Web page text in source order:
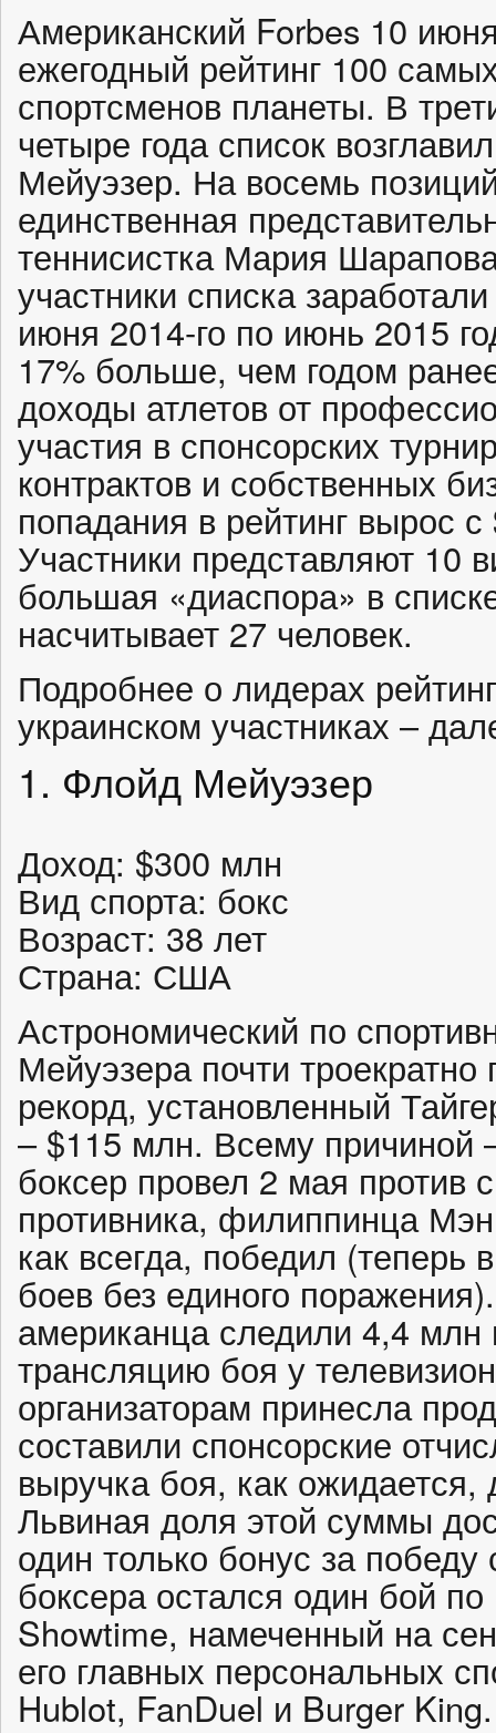
Американский Forbes 10
ежегодный рейтинг 100
спортсменов планеты. В
четыре года список
Мейуэзер. На восемь
единственная
теннисистка Мария
участники списка
июня 2014-го по июнь 2015
17% больше, чем годом
доходы атлетов от
участия в спонсорских
контрактов и собственных
попадания в рейтинг вырос
Участники представляют 10
большая «диаспора» в
насчитывает 27 человек.
Подробнее о лидерах
украинском участниках –
1. Флойд Мейуэзер
Доход: $300 млн
Вид спорта: бокс
Возраст: 38 лет
Страна: США
Астрономический по
Мейуэзера почти
рекорд, установленный
– $115 млн. Всему причиной
боксер провел 2 мая против
противника, филиппинца
как всегда, победил (теперь
боев без единого
американца следили 4,4 млн
трансляцию боя у
организаторам принесла
составили спонсорские
выручка боя, как ожидается,
Львиная доля этой суммы
один только бонус за
боксера остался один бой по
Showtime, намеченный на
его главных персональных
Hublot, FanDuel и Burger King.